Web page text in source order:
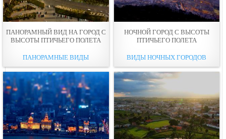
ПАНОРАМНЫЙ ВИД НА ГОРОД С
ВЫСОТЫ ПТИЧЬЕГО ПОЛЕТА
ПАНОРАМНЫЕ ВИДЫ
НОЧНОЙ ГОРОД С ВЫСОТЫ
ПТИЧЬЕГО ПОЛЕТА
ВИДЫ НОЧНЫХ ГОРОДОВ